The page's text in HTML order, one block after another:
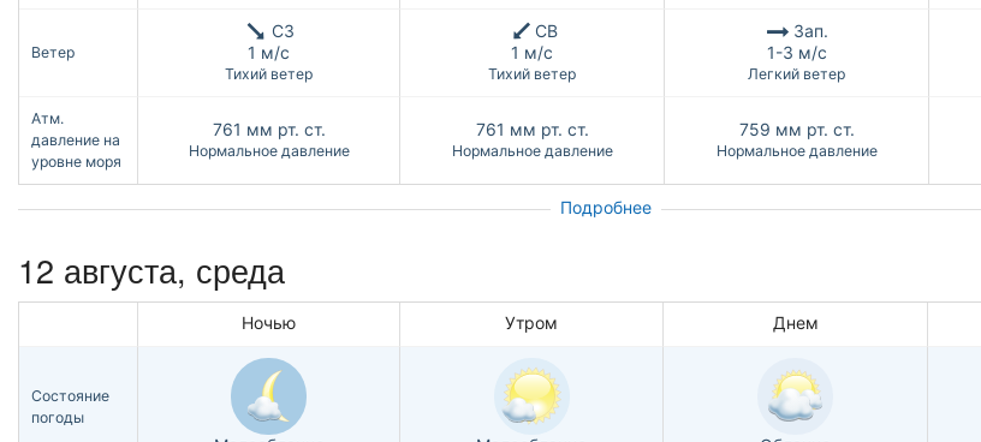
Ветер
СЗ
1 м/с
Тихий ветер
СВ
1 м/с
Тихий ветер
Зап.
1-3 м/с
Легкий ветер
Атм.
давление на
уровне моря
761 мм рт. ст.
Нормальное давление
761 мм рт. ст.
Нормальное давление
759 мм рт. ст.
Нормальное давление
Подробнее
12 августа, среда
Ночью Утром Днем
Состояние
погоды